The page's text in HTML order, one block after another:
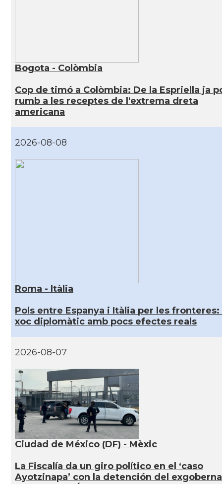
Bogota - Colòmbia
Cop de timó a Colòmbia: De la Espriella ja
rumb a les receptes de l'extrema dreta
americana
2026-08-08
Roma - Itàlia
Pols entre Espanya i Itàlia per les fronteres:
xoc diplomàtic amb pocs efectes reals
2026-08-07
Ciudad de México (DF) - Mèxic
La Fiscalía da un giro político en el ‘caso
Ayotzinapa’ con la detención del